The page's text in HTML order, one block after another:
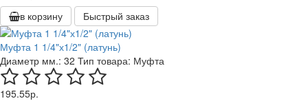
в корзину
Быстрый заказ
Муфта 1 1/4"х1/2" (латунь)
Диаметр мм.: 32 Тип товара: Муфта
195.55р.